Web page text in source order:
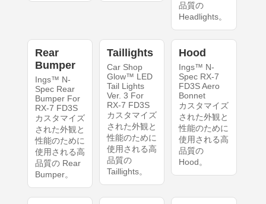
品質の
Headlights。
Rear
Bumper
Ings™ N-
Spec Rear
Bumper For
RX-7 FD3S
カスタマイズ
された外観と
性能のために
使用される高
品質の Rear
Bumper。
Taillights
Car Shop
Glow™ LED
Tail Lights
Ver. 3 For
RX-7 FD3S
カスタマイズ
された外観と
性能のために
使用される高
品質の
Taillights。
Hood
Ings™ N-
Spec RX-7
FD3S Aero
Bonnet
カスタマイズ
された外観と
性能のために
使用される高
品質の
Hood。